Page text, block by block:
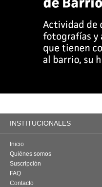
INSTITUCIONALES
Inicio
Quiénes somos
Suscripción
FAQ
Contacto